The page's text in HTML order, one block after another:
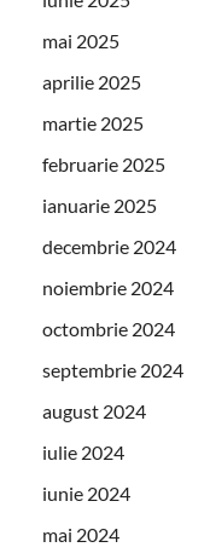
mai 2025
aprilie 2025
martie 2025
februarie 2025
ianuarie 2025
decembrie 2024
noiembrie 2024
octombrie 2024
septembrie 2024
august 2024
iulie 2024
iunie 2024
mai 2024